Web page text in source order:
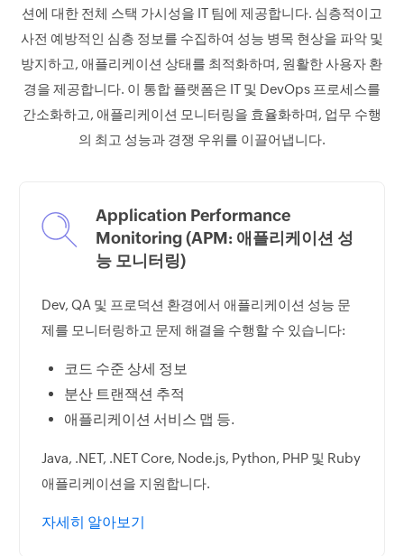
션에 대한 전체 스택 가시성을 IT 팀에 제공합니다. 심층적이고
사전 예방적인 심층 정보를 수집하여 성능 병목 현상을 파악 및
방지하고, 애플리케이션 상태를 최적화하며, 원활한 사용자 환
경을 제공합니다. 이 통합 플랫폼은 IT 및 DevOps 프로세스를
간소화하고, 애플리케이션 모니터링을 효율화하며, 업무 수행
의 최고 성능과 경쟁 우위를 이끌어냅니다.
Application Performance
Monitoring (APM: 애플리케이션 성
능 모니터링)
Dev, QA 및 프로덕션 환경에서 애플리케이션 성능 문
제를 모니터링하고 문제 해결을 수행할 수 있습니다:
코드 수준 상세 정보
분산 트랜잭션 추적
애플리케이션 서비스 맵 등.
Java, .NET, .NET Core, Node.js, Python, PHP 및 Ruby
애플리케이션을 지원합니다.
자세히 알아보기